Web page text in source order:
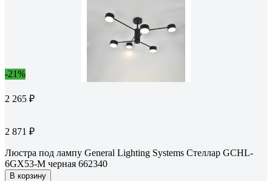
-21%
2 265 ₽
2 871 ₽
Люстра под лампу General Lighting Systems Стеллар GCHL-
6GX53-M черная 662340
В корзину